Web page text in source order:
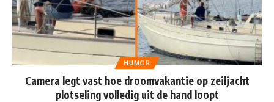
HUMOR
Camera legt vast hoe droomvakantie op zeiljacht
plotseling volledig uit de hand loopt